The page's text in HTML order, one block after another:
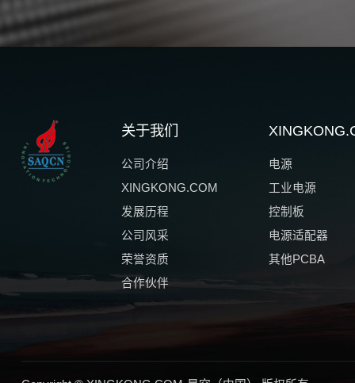
关于我们
公司介绍
XINGKONG.COM
发展历程
公司风采
荣誉资质
合作伙伴
电源
工业电源
控制板
电源适配器
其他PCBA